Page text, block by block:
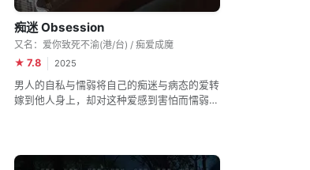
痴迷 Obsession
又名：爱你致死不渝(港/台) / 痴爱成魔
★ 7.8
2025
男人的自私与懦弱将自己的痴迷与病态的爱转
嫁到他人身上，却对这种爱感到害怕而懦弱的